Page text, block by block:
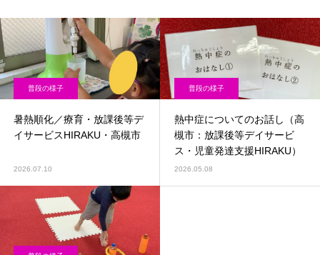
普段の様子
暑熱順化／療育・放課後等デ
イサービスHIRAKU・高槻市
2026.07.10
普段の様子
熱中症についてのお話し（高
槻市：放課後等デイサービ
ス・児童発達支援HIRAKU）
2026.05.08